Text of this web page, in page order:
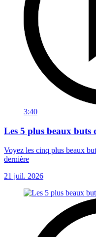
3:40
Les 5 plus beaux buts
Voyez les cinq plus beaux
dernière
21 juil. 2026